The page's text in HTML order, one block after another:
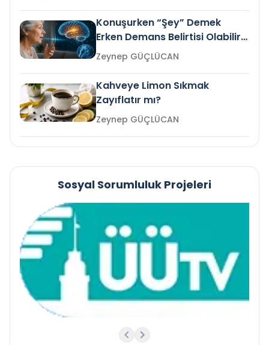
Konuşurken “Şey” Demek
Erken Demans Belirtisi Olabilir
mi?
Zeynep GÜÇLÜCAN
Kahveye Limon Sıkmak
Zayıflatır mı?
Zeynep GÜÇLÜCAN
Sosyal Sorumluluk Projeleri